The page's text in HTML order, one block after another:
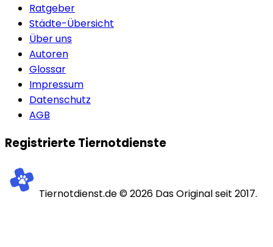
Ratgeber
Städte-Übersicht
Über uns
Autoren
Glossar
Impressum
Datenschutz
AGB
Registrierte Tiernotdienste
Tiernotdienst.de ©2026 Das Original seit 2017.